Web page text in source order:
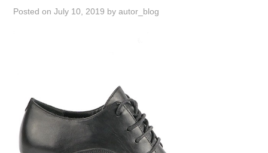
Posted onJuly 10, 2019 byautor_blog